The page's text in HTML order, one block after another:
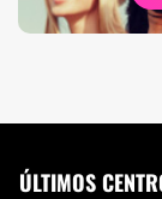
ÚLTIMOS